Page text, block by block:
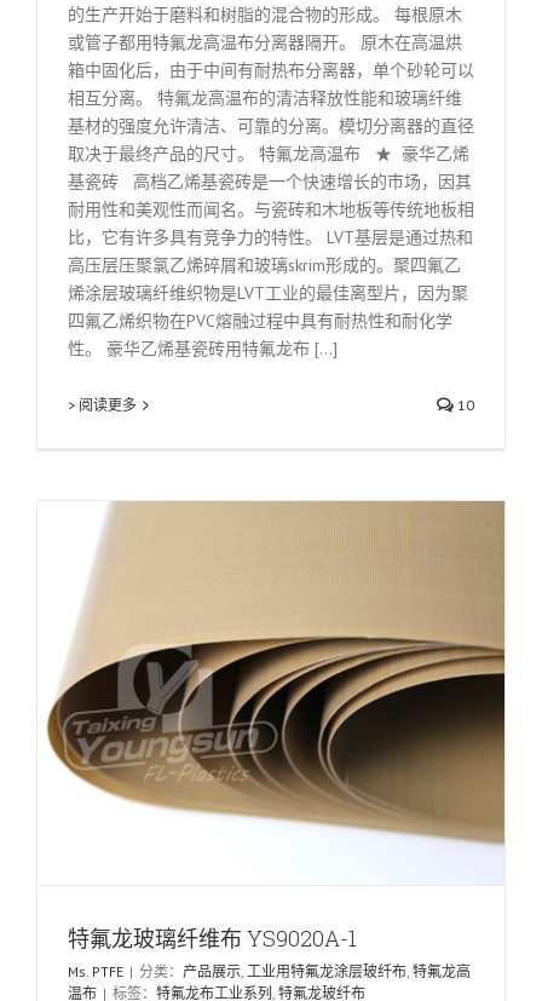
的生产开始于磨料和树脂的混合物的形成。 每根原木
或管子都用特氟龙高温布分离器隔开。 原木在高温烘
箱中固化后，由于中间有耐热布分离器，单个砂轮可以
相互分离。 特氟龙高温布的清洁释放性能和玻璃纤维
基材的强度允许清洁、可靠的分离。模切分离器的直径
取决于最终产品的尺寸。 特氟龙高温布 ★ 豪华乙烯
基瓷砖 高档乙烯基瓷砖是一个快速增长的市场，因其
耐用性和美观性而闻名。与瓷砖和木地板等传统地板相
比，它有许多具有竞争力的特性。 LVT基层是通过热和
高压层压聚氯乙烯碎屑和玻璃skrim形成的。聚四氟乙
烯涂层玻璃纤维织物是LVT工业的最佳离型片，因为聚
四氟乙烯织物在PVC熔融过程中具有耐热性和耐化学
性。 豪华乙烯基瓷砖用特氟龙布 [...]
> 阅读更多 10
特氟龙玻璃纤维布 YS9020A-1
Ms. PTFE | 分类： 产品展示 工业用特氟龙涂层玻纤布 特氟龙高
温布 | 标签： 特氟龙布工业系列 特氟龙玻纤布